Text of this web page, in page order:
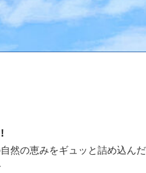
然の恵みをギュッと詰め込ん